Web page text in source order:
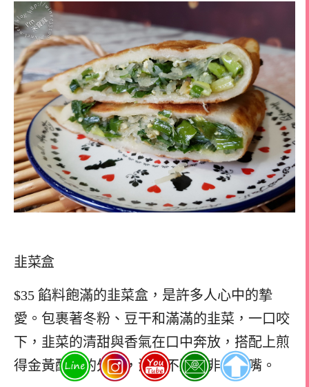
韭菜盒
$35 餡料飽滿的韭菜盒，是許多人心中的摯
愛。包裹著冬粉、豆干和滿滿的韭菜，一口咬
下，韭菜的清甜與香氣在口中奔放，搭配上煎
得金黃酥香的外皮，油而不膩，非常涮嘴。